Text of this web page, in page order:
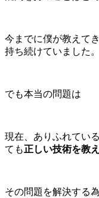
今までに僕が教えて
持ち続けていました。
でも本当の問題は
現在、ありふれてい
ても正しい技術を教
その問題を解決する